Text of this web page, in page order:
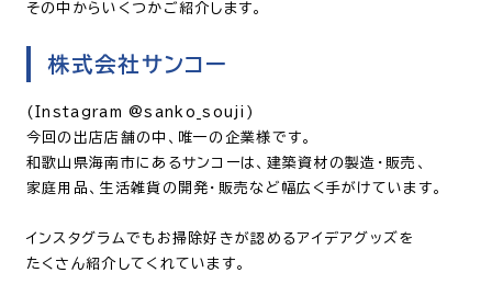
その中からいくつかご紹介します。
株式会社サンコー
(Instagram @sanko_souji)
今回の出店店舗の中、唯一の企業様です。
和歌山県海南市にあるサンコーは、建築資材の製造・販売、
家庭用品、生活雑貨の開発・販売など幅広く手がけています。
インスタグラムでもお掃除好きが認めるアイデアグッズを
たくさん紹介してくれています。